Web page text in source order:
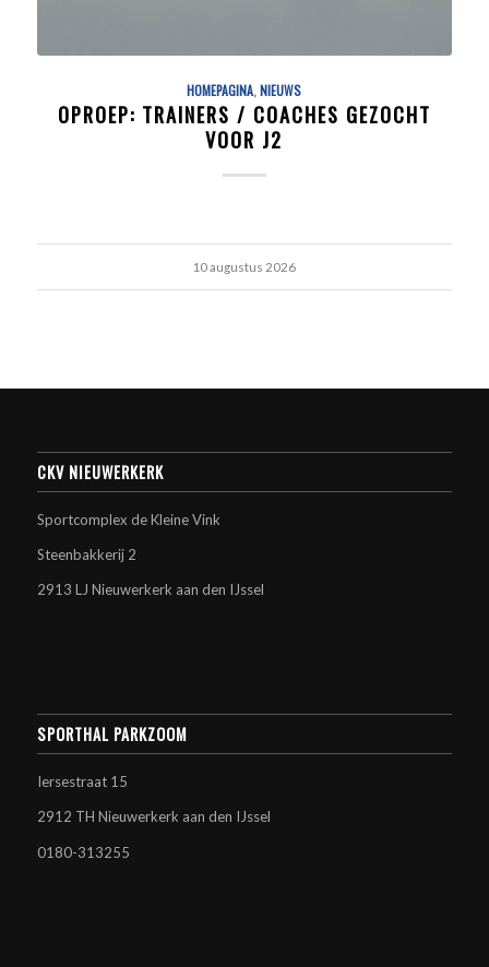
HOMEPAGINA,NIEUWS
OPROEP: TRAINERS / COACHES GEZOCHT
VOOR J2
10 augustus 2026
CKV NIEUWERKERK
Sportcomplex de Kleine Vink
Steenbakkerij 2
2913 LJ Nieuwerkerk aan den IJssel
SPORTHAL PARKZOOM
Iersestraat 15
2912 TH Nieuwerkerk aan den IJssel
0180-313255